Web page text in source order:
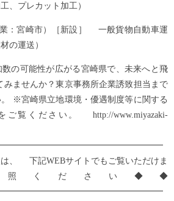
、プレカット加工）
：宮崎市）［新設］ 一般貨物自動車運
の運送）
の可能性が広がる宮崎県で、未来へと飛
みませんか？東京事務所企業誘致担当まで
※宮崎県立地環境・優遇制度等に関する
ご覧ください。 http://www.miyazaki-
、 下記WEBサイトでもご覧いただけま
照ください◆◆